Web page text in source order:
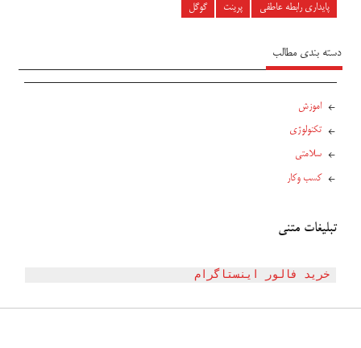
پایداری رابطه عاطفی
پرینت گوگل
دسته بندی مطالب
اموزش
تکنولوژی
سلامتی
کسب وکار
تبلیغات متنی
خرید فالور اینستاگرام